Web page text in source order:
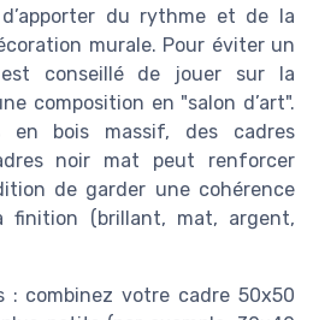
du rythme et de la
murale. Pour éviter un
conseillé de jouer sur la
composition en "salon d’art".
en bois massif, des cadres
noir mat peut renforcer
de garder une cohérence
finition (brillant, mat, argent,
: combinez votre cadre 50x50